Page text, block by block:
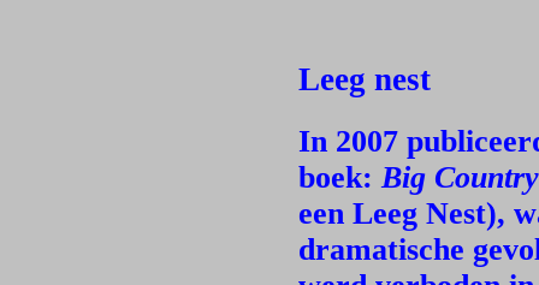
Leeg nest
In 2007
boek:Big
een Leeg Nest),
dramatische